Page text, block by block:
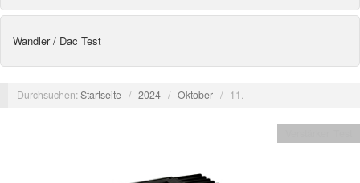
Wandler / Dac Test
Durchsuchen:Startseite / 2024 / Oktober / 11.